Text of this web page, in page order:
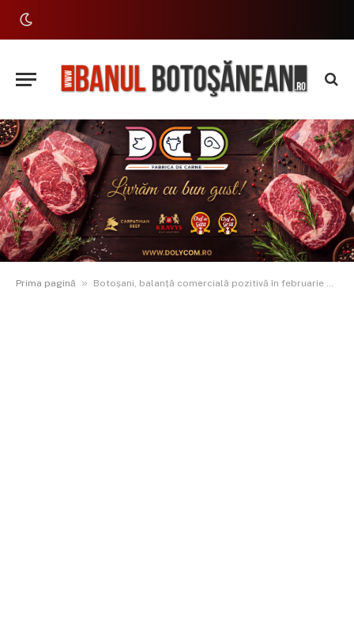
Prima pagină » Botoșani, balanță comercială pozitivă în februarie 2026: exporturi de 30 milioane euro